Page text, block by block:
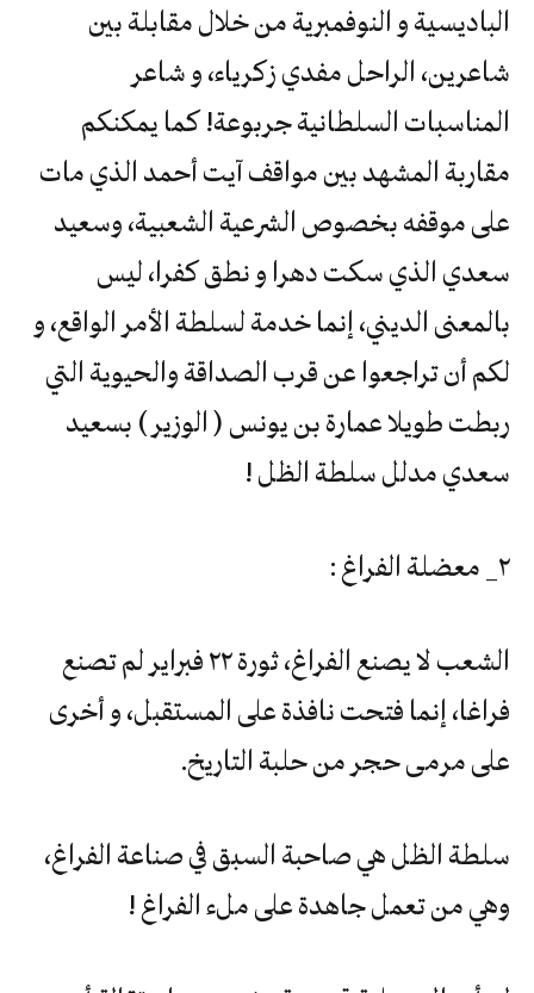
الباديسية و النوفمبرية من خلال مقابلة بين
شاعرين، الراحل مفدي زكرياء، و شاعر
المناسبات السلطانية جربوعة! كما يمكنكم
مقاربة المشهد بين مواقف آيت أحمد الذي مات
على موقفه بخصوص الشرعية الشعبية، وسعيد
سعدي الذي سكت دهرا و نطق كفرا، ليس
بالمعنى الديني، إنما خدمة لسلطة الأمر الواقع، و
لكم أن تراجعوا عن قرب الصداقة والحيوية التي
ربطت طويلا عمارة بن يونس ( الوزير ) بسعيد
سعدي مدلل سلطة الظل !
٢_ معضلة الفراغ :
الشعب لا يصنع الفراغ، ثورة ٢٢ فبراير لم تصنع
فراغا، إنما فتحت نافذة على المستقبل، و أخرى
على مرمى حجر من حلبة التاريخ.
سلطة الظل هي صاحبة السبق في صناعة الفراغ،
وهي من تعمل جاهدة على ملء الفراغ !